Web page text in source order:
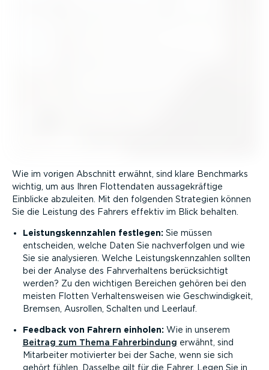
Wie im vorigen Abschnitt erwähnt, sind klare Benchmarks
wichtig, um aus Ihren Flotten­daten aussa­ge­kräftige
Einblicke abzuleiten. Mit den folgenden Strategien können
Sie die Leistung des Fahrers effektiv im Blick behalten.
Leistungs­kenn­zahlen festlegen:Sie müssen
entscheiden, welche Daten Sie nachver­folgen und wie
Sie sie analysieren. Welche Leistungs­kenn­zahlen sollten
bei der Analyse des Fahrver­haltens berück­sichtigt
werden? Zu den wichtigen Bereichen gehören bei den
meisten Flotten Verhal­tens­weisen wie Geschwin­digkeit,
Bremsen, Ausrollen, Schalten und Leerlauf.
Feedback von Fahrern einholen:Wie in unserem
Beitrag zum Thema Fahrer­bindung erwähnt, sind
Mitarbeiter motivierter bei der Sache, wenn sie sich
gehört fühlen. Dasselbe gilt für die Fahrer. Legen Sie in